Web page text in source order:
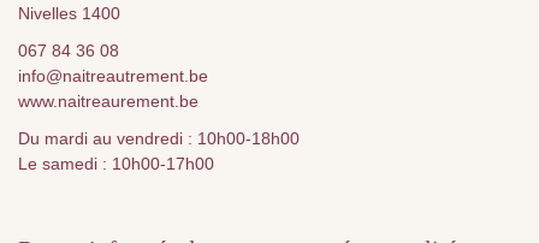
Nivelles 1400
067 84 36 08
info@naitreautrement.be
www.naitreaurement.be
Du mardi au vendredi : 10h00-18h00
Le samedi : 10h00-17h00